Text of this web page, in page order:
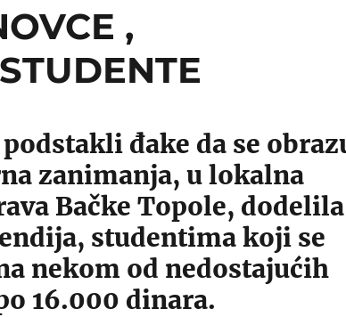
,
đake da se
zanimanja, u lokalna
Bačke Topole,
studentima koji se
nekom od nedostajućih
16.000 dinara.